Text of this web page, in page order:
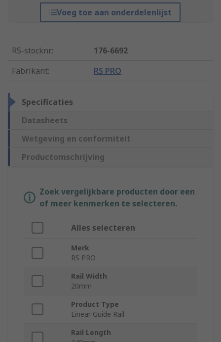
Voeg toe aan onderdelenlijst
RS-stocknr.:
176-6692
Fabrikant: RS PRO
Specificaties
Datasheets
Wetgeving en conformiteit
Productomschrijving
Zoek vergelijkbare producten door een
of meer kenmerken te selecteren.
Alles selecteren
Merk
RS PRO
Rail Width
20mm
Product Type
Linear Guide Rail
Rail Length